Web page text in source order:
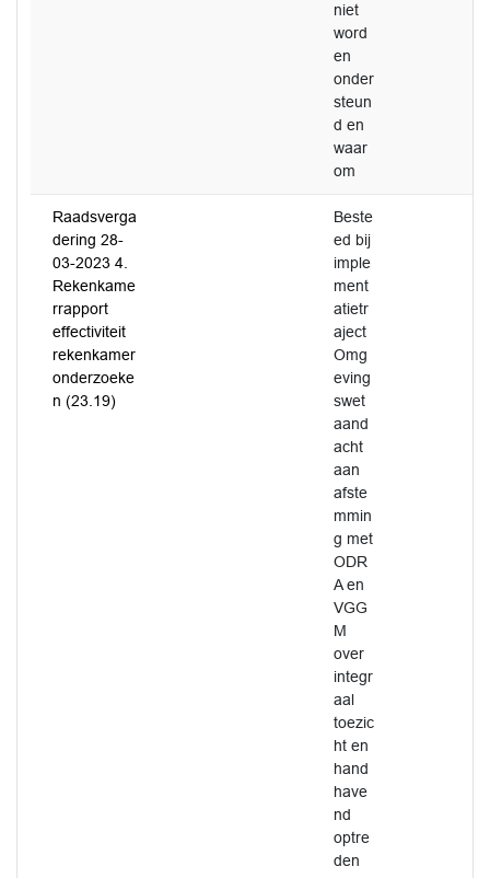
niet
word
en
onder
steun
d en
waar
om
Raadsverga
dering 28-
03-2023 4.
Rekenkame
rrapport
effectiviteit
rekenkamer
onderzoeke
n (23.19)
Beste
ed bij
imple
ment
atietr
aject
Omg
eving
swet
aand
acht
aan
afste
mmin
g met
ODR
A en
VGG
M
over
integr
aal
toezic
ht en
hand
have
nd
optre
den